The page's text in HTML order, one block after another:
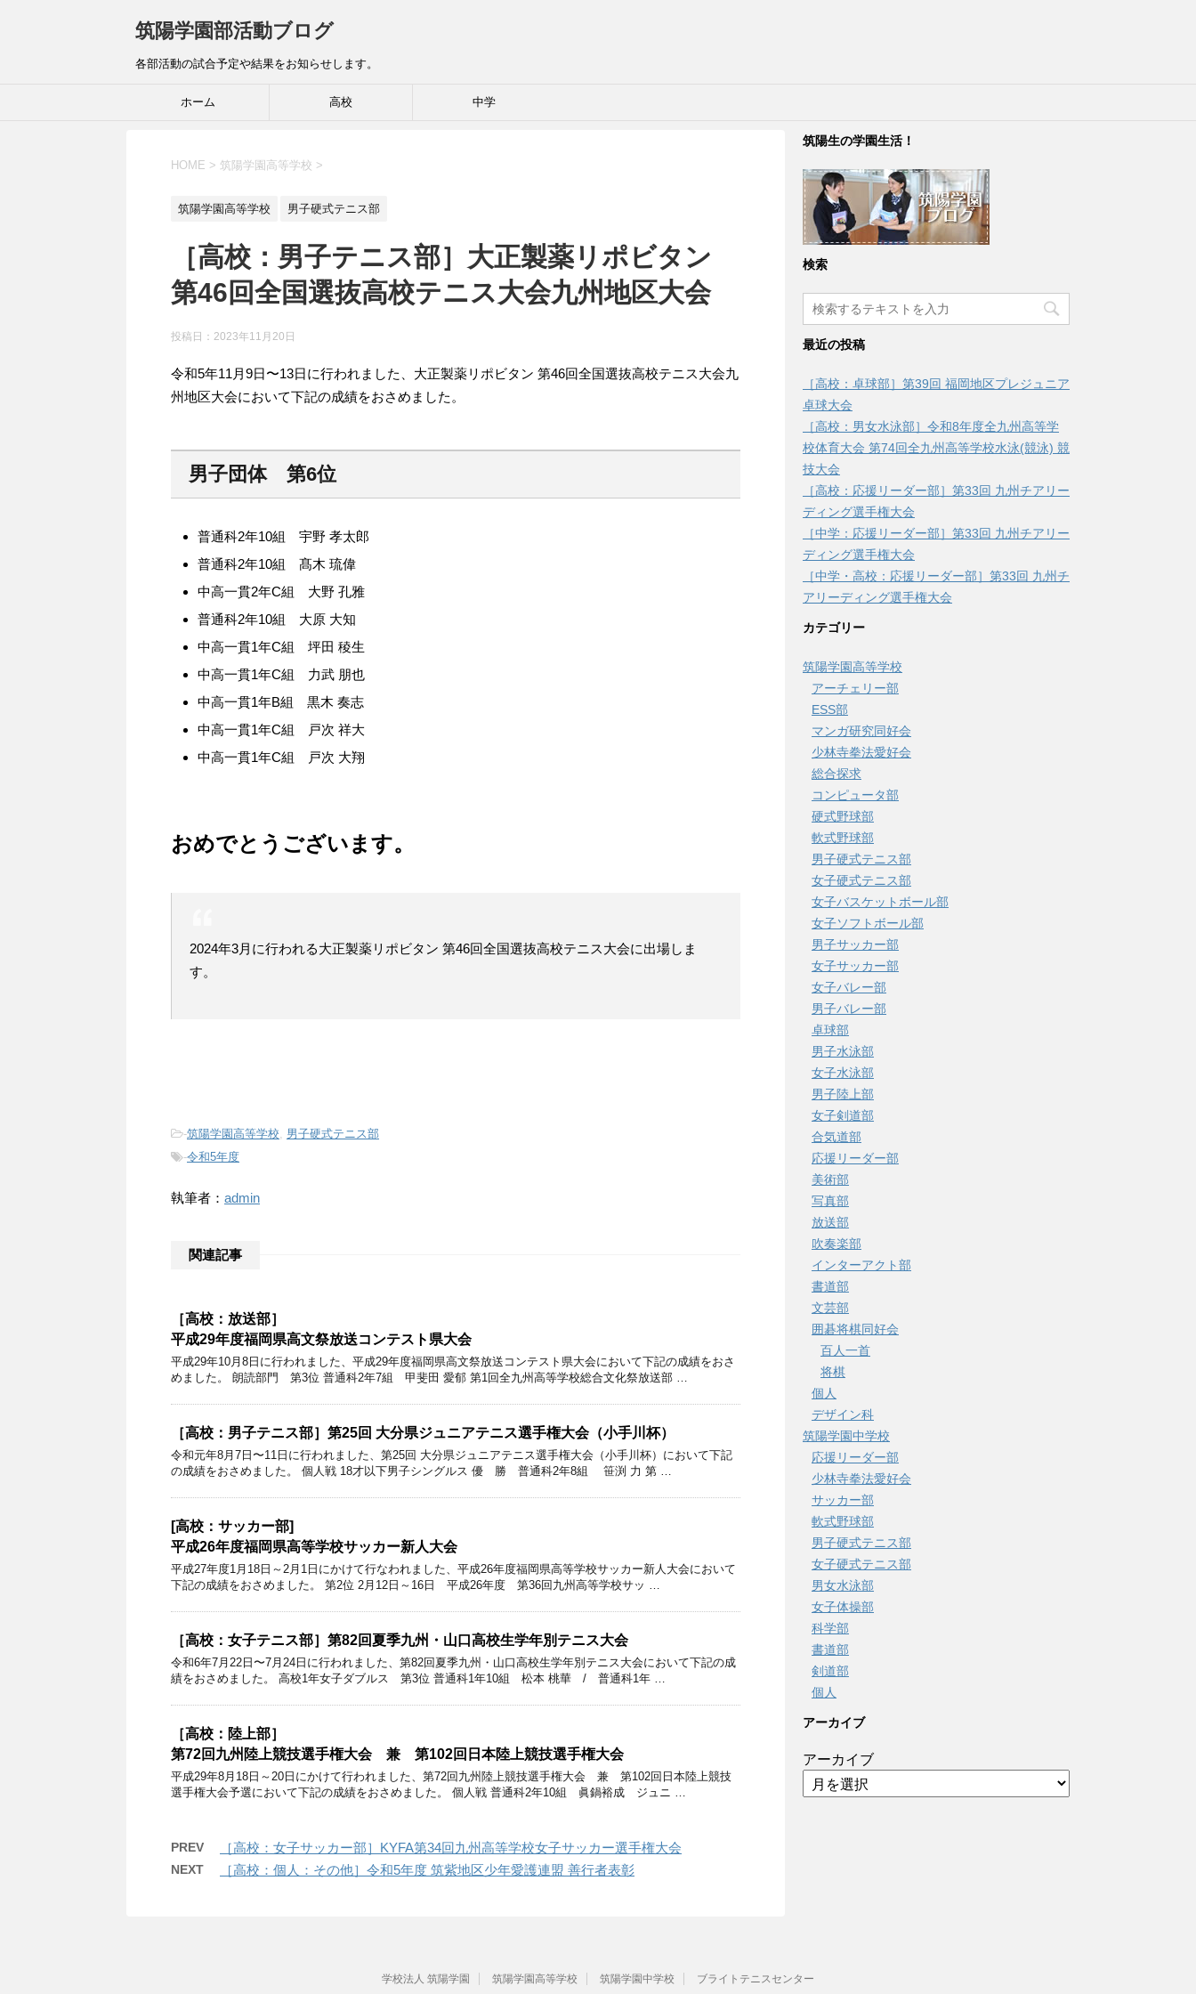
筑陽学園部活動ブログ
各部活動の試合予定や結果をお知らせします。
ホーム 高校 中学
HOME > 筑陽学園高等学校 >
筑陽学園高等学校 男子硬式テニス部
［高校：男子テニス部］大正製薬リポビタン
第46回全国選抜高校テニス大会九州地区大会
投稿日： 2023年11月20日
令和5年11月9日〜13日に行われました、大正製薬リポビタン 第46回全国選抜高校テニス大会九
州地区大会において下記の成績をおさめました。
男子団体 第6位
普通科2年10組 宇野 孝太郎
普通科2年10組 髙木 琉偉
中高一貫2年C組 大野 孔雅
普通科2年10組 大原 大知
中高一貫1年C組 坪田 稜生
中高一貫1年C組 力武 朋也
中高一貫1年B組 黒木 奏志
中高一貫1年C組 戸次 祥大
中高一貫1年C組 戸次 大翔
おめでとうございます。
2024年3月に行われる大正製薬リポビタン 第46回全国選抜高校テニス大会に出場しま
す。
-筑陽学園高等学校, 男子硬式テニス部
-令和5年度
執筆者： admin
関連記事
［高校：放送部］
平成29年度福岡県高文祭放送コンテスト県大会
平成29年10月8日に行われました、平成29年度福岡県高文祭放送コンテスト県大会において下記の成績をおさ
めました。 朗読部門 第3位 普通科2年7組 甲斐田 愛郁 第1回全九州高等学校総合文化祭放送部 …
［高校：男子テニス部］第25回 大分県ジュニアテニス選手権大会（小手川杯）
令和元年8月7日〜11日に行われました、第25回 大分県ジュニアテニス選手権大会（小手川杯）において下記
の成績をおさめました。 個人戦 18才以下男子シングルス 優 勝 普通科2年8組 笹渕 力 第 …
[高校：サッカー部]
平成26年度福岡県高等学校サッカー新人大会
平成27年度1月18日～2月1日にかけて行なわれました、平成26年度福岡県高等学校サッカー新人大会において
下記の成績をおさめました。 第2位 2月12日～16日 平成26年度 第36回九州高等学校サッ …
［高校：女子テニス部］第82回夏季九州・山口高校生学年別テニス大会
令和6年7月22日〜7月24日に行われました、第82回夏季九州・山口高校生学年別テニス大会において下記の成
績をおさめました。 高校1年女子ダブルス 第3位 普通科1年10組 松本 桃華 / 普通科1年 …
［高校：陸上部］
第72回九州陸上競技選手権大会 兼 第102回日本陸上競技選手権大会
平成29年8月18日～20日にかけて行われました、第72回九州陸上競技選手権大会 兼 第102回日本陸上競技
選手権大会予選において下記の成績をおさめました。 個人戦 普通科2年10組 眞鍋裕成 ジュニ …
PREV ［高校：女子サッカー部］KYFA第34回九州高等学校女子サッカー選手権大会
NEXT ［高校：個人：その他］令和5年度 筑紫地区少年愛護連盟 善行者表彰
筑陽生の学園生活！
検索
最近の投稿
［高校：卓球部］第39回 福岡地区プレジュニア
卓球大会
［高校：男女水泳部］令和8年度全九州高等学
校体育大会 第74回全九州高等学校水泳(競泳) 競
技大会
［高校：応援リーダー部］第33回 九州チアリー
ディング選手権大会
［中学：応援リーダー部］第33回 九州チアリー
ディング選手権大会
［中学・高校：応援リーダー部］第33回 九州チ
アリーディング選手権大会
カテゴリー
筑陽学園高等学校
アーチェリー部
ESS部
マンガ研究同好会
少林寺拳法愛好会
総合探求
コンピュータ部
硬式野球部
軟式野球部
男子硬式テニス部
女子硬式テニス部
女子バスケットボール部
女子ソフトボール部
男子サッカー部
女子サッカー部
女子バレー部
男子バレー部
卓球部
男子水泳部
女子水泳部
男子陸上部
女子剣道部
合気道部
応援リーダー部
美術部
写真部
放送部
吹奏楽部
インターアクト部
書道部
文芸部
囲碁将棋同好会
百人一首
将棋
個人
デザイン科
筑陽学園中学校
応援リーダー部
少林寺拳法愛好会
サッカー部
軟式野球部
男子硬式テニス部
女子硬式テニス部
男女水泳部
女子体操部
科学部
書道部
剣道部
個人
アーカイブ
アーカイブ
学校法人 筑陽学園 筑陽学園高等学校 筑陽学園中学校 ブライトテニスセンター